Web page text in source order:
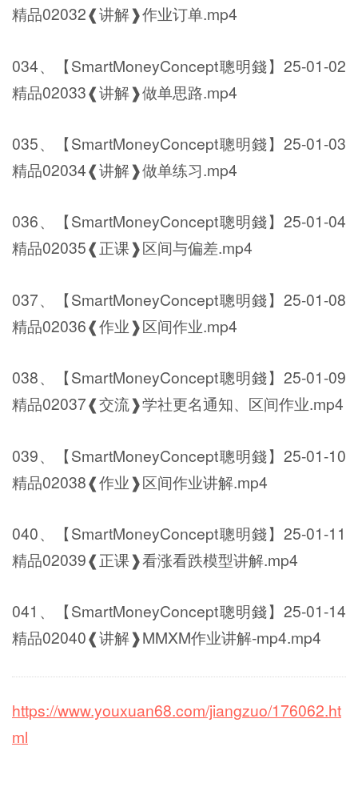
精品02032❰讲解❱作业订单.mp4
034、【SmartMoneyConcept聰明錢】25-01-02
精品02033❰讲解❱做单思路.mp4
035、【SmartMoneyConcept聰明錢】25-01-03
精品02034❰讲解❱做单练习.mp4
036、【SmartMoneyConcept聰明錢】25-01-04
精品02035❰正课❱区间与偏差.mp4
037、【SmartMoneyConcept聰明錢】25-01-08
精品02036❰作业❱区间作业.mp4
038、【SmartMoneyConcept聰明錢】25-01-09
精品02037❰交流❱学社更名通知、区间作业.mp4
039、【SmartMoneyConcept聰明錢】25-01-10
精品02038❰作业❱区间作业讲解.mp4
040、【SmartMoneyConcept聰明錢】25-01-11
精品02039❰正课❱看涨看跌模型讲解.mp4
041、【SmartMoneyConcept聰明錢】25-01-14
精品02040❰讲解❱MMXM作业讲解-mp4.mp4
https://www.youxuan68.com/jiangzuo/176062.ht
ml